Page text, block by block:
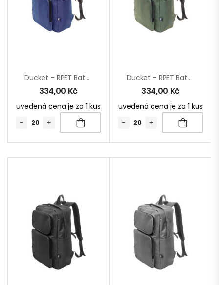
Ducket – RPET Batoh
334,00 Kč
uvedená cena je za 1 kus
Ducket – RPET Batoh
334,00 Kč
uvedená cena je za 1 kus